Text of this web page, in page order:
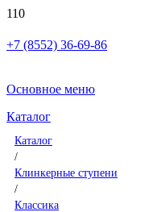
+7 (8552) 36-69-86
Основное меню
Каталог
Каталог
/
Клинкерные ступени
/
Классика